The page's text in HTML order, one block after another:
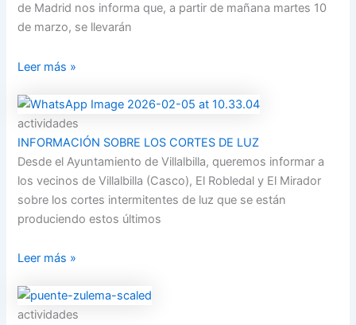
de Madrid nos informa que, a partir de mañana martes 10
de marzo, se llevarán
Leer más »
actividades
INFORMACIÓN SOBRE LOS CORTES DE LUZ
Desde el Ayuntamiento de Villalbilla, queremos informar a
los vecinos de Villalbilla (Casco), El Robledal y El Mirador
sobre los cortes intermitentes de luz que se están
produciendo estos últimos
Leer más »
actividades